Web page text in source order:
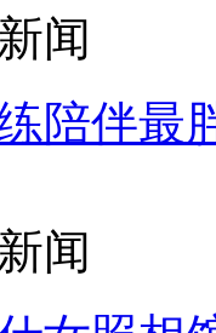
闻
陪伴最
闻